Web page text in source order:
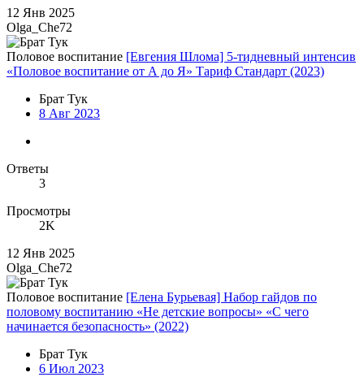
12 Янв 2025
Olga_Che72
Половое воспитание [Евгения Шлома] 5-тидневный интенсив
«Половое воспитание от А до Я» Тариф Стандарт (2023)
Брат Тук
8 Авг 2023
Ответы
3
Просмотры
2K
12 Янв 2025
Olga_Che72
Половое воспитание [Елена Бурьевая] Набор гайдов по
половому воспитанию «Не детские вопросы» «С чего
начинается безопасность» (2022)
Брат Тук
6 Июл 2023